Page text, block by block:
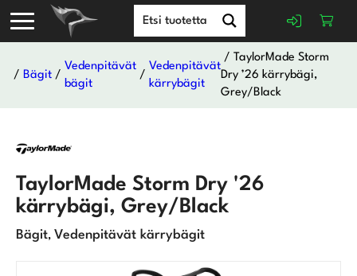
/Bägit /
Vedenpitävät
bägit
/
Vedenpitävät
kärrybägit
/ TaylorMade Storm
Dry ’26 kärrybägi,
Grey/Black
TaylorMade Storm Dry '26
kärrybägi, Grey/Black
Bägit, Vedenpitävät kärrybägit